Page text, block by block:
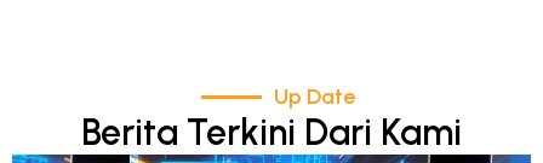
Up Date
Berita Terkini Dari Kami